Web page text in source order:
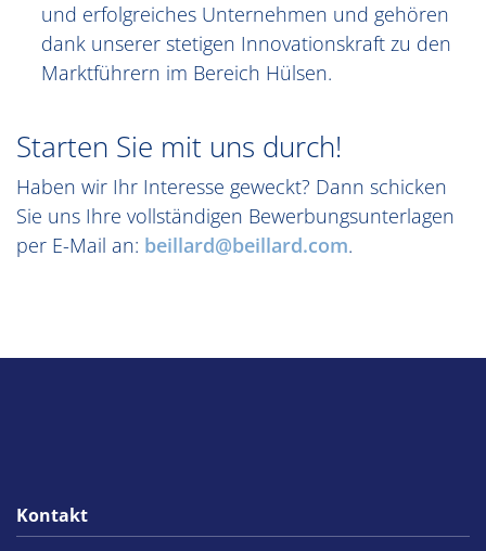
und erfolgreiches Unternehmen und gehören
dank unserer stetigen Innovationskraft zu den
Marktführern im Bereich Hülsen.
Starten Sie mit uns durch!
Haben wir Ihr Interesse geweckt? Dann schicken
Sie uns Ihre vollständigen Bewerbungsunterlagen
per E-Mail an: beillard@beillard.com.
Kontakt